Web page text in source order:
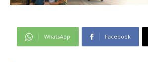
WhatsApp Facebook